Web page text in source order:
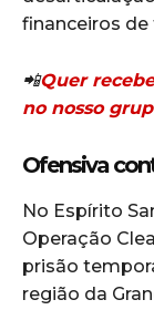
financeiros
📲Quer
no nosso
Ofensiva
No Espírito
Operação
prisão
região da